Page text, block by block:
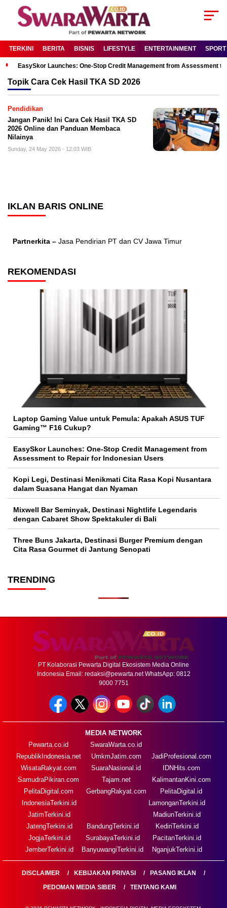
TERKINI BERITA BISNIS LIFESTYLE ENTERTAINMENT SPORT
EasySkor Launches: One-Stop Credit Management from Assessment
Topik Cara Cek Hasil TKA SD 2026
Pendidikan
Jangan Panik! Ini Cara Cek Hasil TKA SD
2026 Online dan Panduan Membaca
Nilainya
Sunday, 24 May 2026 - 12:03 WIB
IKLAN BARIS ONLINE
Partnerkita – Jasa Pendirian PT dan CV Jawa Timur
REKOMENDASI
Laptop Gaming Value untuk Pemula: Apakah ASUS TUF
Gaming™ F16 Cukup?
EasySkor Launches: One-Stop Credit Management from
Assessment to Repair for Indonesian Users
Kopi Legi, Destinasi Menikmati Cita Rasa Kopi Nusantara
dalam Suasana Hangat dan Nyaman
Mixwell Bar Seminyak, Destinasi Nightlife Legendaris
dengan Cabaret Show Spektakuler di Bali
Three Buns Jakarta, Destinasi Burger Premium dengan
Cita Rasa Gourmet di Jantung Senopati
TRENDING
PT Kolaborasi Pewarta Digital Ekosistem Media Online
Indonesia Email: redaksi@pewarta.netWhatsApp: 0812
9000 7751
MEDIA NETWORK
Pewarta.co.id
RepublikIndonesia.net
WisataRakyat.com
SamudraPikiran.com
PelitaDigital.com
SwaraWarta.co.id
UmkmJatim.com
SuaraNasional.id
Tajam.net
GerbangRakyat.com
JadiProfesional.com
IDNHits.com
KalimantanKini.com
PelitaDigital.id
IndonesiaTerkini.id
JatimTerkini.id
JatengTerkini.id
JogjaTerkini.id
JemberTerkini.id
BandungTerkini.id
SurabayaTerkini.id
BanyuwangiTerkini.id
LamonganTerkini.id
MadiunTerkini.id
KediriTerkini.id
PacitanTerkini.id
NganjukTerkini.id
DISCLAIMER KEBIJAKAN PRIVASI
PASANG IKLAN
PEDOMAN MEDIA SIBER
TENTANG KAMI